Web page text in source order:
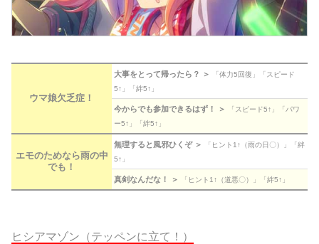
ウマ娘欠乏症！
大事をとって帰ったら？ ＞
「体力5回復」「スピード
5↑」「絆5↑」
今からでも参加できるはず！ ＞
「スピード5↑」「パワ
ー5↑」「絆5↑」
エモのためなら雨の中
でも！
無理すると風邪ひくぞ ＞
「ヒント1↑（雨の日〇）」「絆
5↑」
真剣なんだな！ ＞ 「ヒント1↑（道悪〇）」「絆5↑」
ヒシアマゾン（テッペンに立て！）